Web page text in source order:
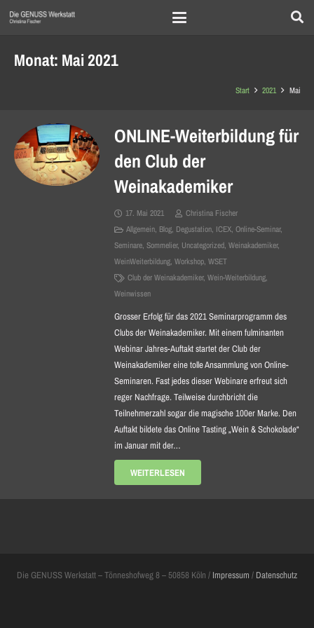
Monat: Mai 2021
Start 2021 Mai
ONLINE-Weiterbildung für
den Club der
Weinakademiker
17. Mai 2021
Christina Fischer
Allgemein, Blog, Degustation, ICEX,Online-Seminar,
Seminare, Sommelier, Uncategorized, Weinakademiker,
WeinWeiterbildung, Workshop, WSET
Club der Weinakademiker,Wein-Weiterbildung,
Weinwissen
Grosser Erfolg für das 2021 Seminarprogramm des
Clubs der Weinakademiker. Mit einem fulminanten
Webinar Jahres-Auftakt startet der Club der
Weinakademiker eine tolle Ansammlung von Online-
Seminaren. Fast jedes dieser Webinare erfreut sich
reger Nachfrage. Teilweise durchbricht die
Teilnehmerzahl sogar die magische 100er Marke. Den
Auftakt bildete das Online Tasting „Wein & Schokolade“
im Januar mit der…
WEITERLESEN
Die GENUSS Werkstatt – Tönneshofweg 8 – 50858 Köln / Impressum / Datenschutz